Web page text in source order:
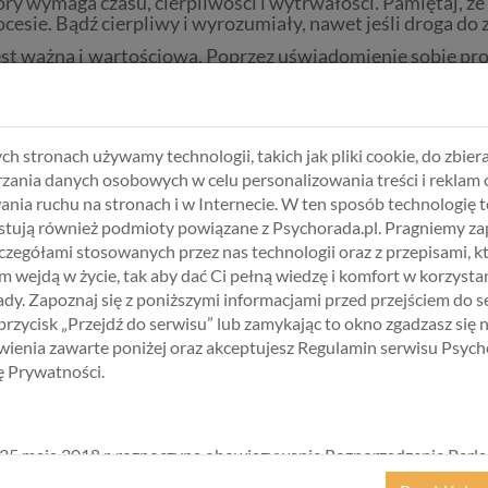
Bądź cierpliwy i wyrozumiały, nawet jeśli droga
ważna i wartościowa. Poprzez uświadomienie sobie
utrzymujących zaburzenie, uczestnictwo w terapii
bliską osobę w jej drodze do zdrowia. Pamiętaj, że
profesjonalnej pomocy i wsparcia.
na Rozwiązaniu
USŁUGĘ, SPECJALISTĘ I
stronach używamy technologii, takich jak pliki cookie, do
danych osobowych w celu personalizowania treści i reklam
ruchu na stronach i w Internecie. W ten sposób technologię
również podmioty powiązane z Psychorada.pl. Pragniemy
stosowanych przez nas technologii oraz z przepisami,
wejdą w życie, tak aby dać Ci pełną wiedzę i komfort w
Zapoznaj się z poniższymi informacjami przed przejściem do
„Przejdź do serwisu” lub zamykając to okno zgadzasz się
zawarte poniżej oraz akceptujesz Regulamin serwisu
Prywatności.
maja 2018 r. rozpoczyna obowiązywanie Rozporządzenie
i Rady (UE) 2016/679 z dnia 27 kwietnia 2016 r. w sprawie